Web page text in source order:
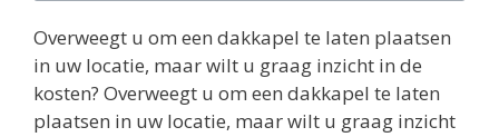
Overweegt u om een dakkapel te laten plaatsen
in uw locatie, maar wilt u graag inzicht in de
kosten? Overweegt u om een dakkapel te laten
plaatsen in uw locatie, maar wilt u graag inzicht